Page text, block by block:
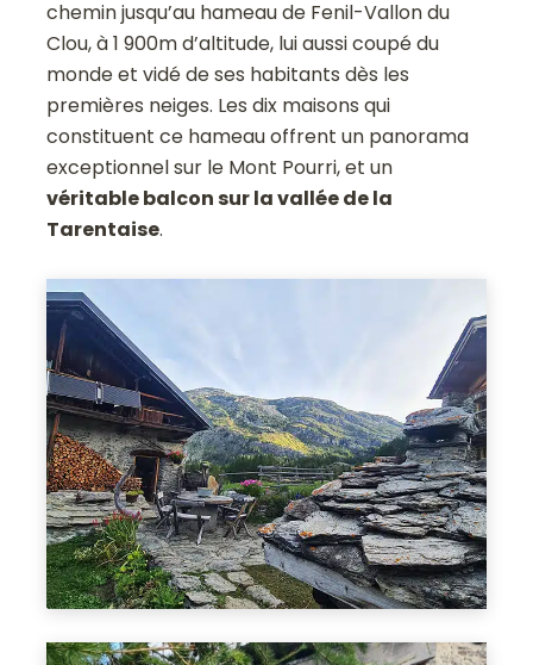
chemin jusqu’au hameau de Fenil-Vallon du
Clou, à 1 900m d’altitude, lui aussi coupé du
monde et vidé de ses habitants dès les
premières neiges. Les dix maisons qui
constituent ce hameau offrent un panorama
exceptionnel sur le Mont Pourri, et un
véritable balcon sur la vallée de la
Tarentaise.